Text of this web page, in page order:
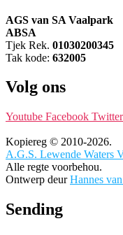
AGS van SA Vaalpark
ABSA
Tjek Rek. 01030200345
Tak kode: 632005
Volg ons
Youtube Facebook Twitter
Kopiereg © 2010-2026.
A.G.S. Lewende Waters
Alle regte voorbehou.
Ontwerp deurHannes
Sending